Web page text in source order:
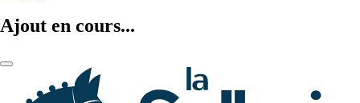
Ajout en cours...